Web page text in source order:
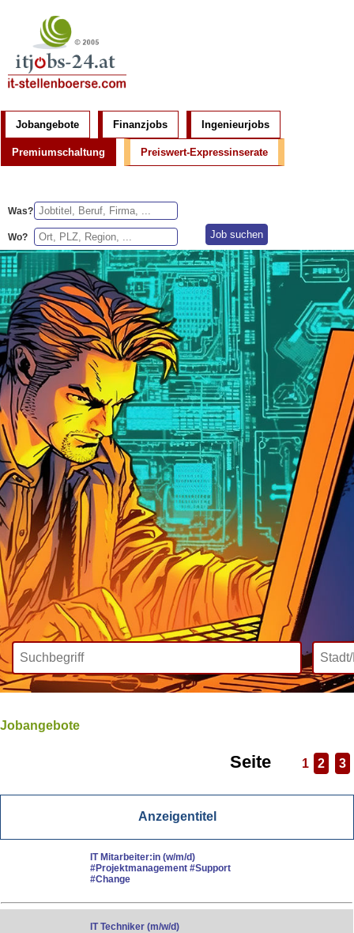
Jobangebote Finanzjobs Ingenieurjobs
Premiumschaltung Preiswert-Expressinserate
Was?
Wo?
Wir bieten Inklusive
Jobangebote
Seite 1 2 3
Anzeigentitel
IT Mitarbeiter:in (w/m/d)
#Projektmanagement #Support
#Change
IT Techniker (m/w/d)